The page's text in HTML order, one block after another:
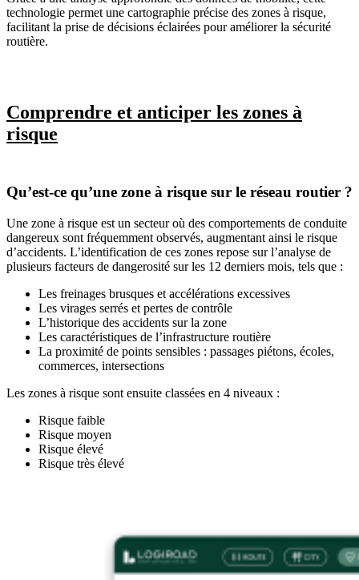
technologie permet une cartographie précise des zones à risque,
facilitant la prise de décisions éclairées pour améliorer la sécurité
routière.
Comprendre et anticiper les zones à
risque
Qu’est-ce qu’une zone à risque sur le réseau routier ?
Une zone à risque est un secteur où des comportements de conduite
dangereux sont fréquemment observés, augmentant ainsi le risque
d’accidents. L’identification de ces zones repose sur l’analyse de
plusieurs facteurs de dangerosité sur les 12 derniers mois, tels que :
Les freinages brusques et accélérations excessives
Les virages serrés et pertes de contrôle
L’historique des accidents sur la zone
Les caractéristiques de l’infrastructure routière
La proximité de points sensibles : passages piétons, écoles,
commerces, intersections
Les zones à risque sont ensuite classées en 4 niveaux :
Risque faible
Risque moyen
Risque élevé
Risque très élevé